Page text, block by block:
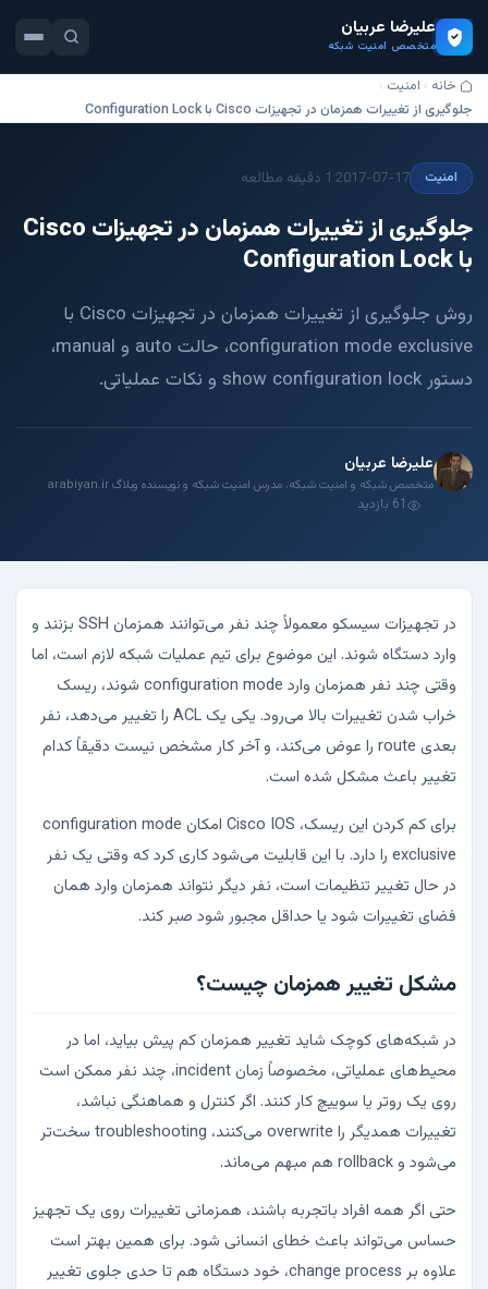
علیرضا عربیان
متخصص امنیت شبکه
خانه امنیت
جلوگیری از تغییرات همزمان در تجهیزات Cisco با Configuration Lock
امنیت 2017-07-17
·1 دقیقه مطالعه
جلوگیری از تغییرات همزمان در تجهیزات Cisco
با Configuration Lock
روش جلوگیری از تغییرات همزمان در تجهیزات Cisco با
configuration mode exclusive، حالت auto و manual،
دستور show configuration lock و نکات عملیاتی.
علیرضا عربیان
متخصص شبکه و امنیت شبکه، مدرس امنیت شبکه و نویسنده وبلاگ arabiyan.ir
61 بازدید
در تجهیزات سیسکو معمولاً چند نفر می‌توانند همزمان SSH بزنند و
وارد دستگاه شوند. این موضوع برای تیم عملیات شبکه لازم است، اما
وقتی چند نفر همزمان وارد configuration mode شوند، ریسک
خراب شدن تغییرات بالا می‌رود. یکی یک ACL را تغییر می‌دهد، نفر
بعدی route را عوض می‌کند، و آخر کار مشخص نیست دقیقاً کدام
تغییر باعث مشکل شده است.
برای کم کردن این ریسک، Cisco IOS امکان configuration mode
exclusive را دارد. با این قابلیت می‌شود کاری کرد که وقتی یک نفر
در حال تغییر تنظیمات است، نفر دیگر نتواند همزمان وارد همان
فضای تغییرات شود یا حداقل مجبور شود صبر کند.
مشکل تغییر همزمان چیست؟
در شبکه‌های کوچک شاید تغییر همزمان کم پیش بیاید، اما در
محیط‌های عملیاتی، مخصوصاً زمان incident، چند نفر ممکن است
روی یک روتر یا سوییچ کار کنند. اگر کنترل و هماهنگی نباشد،
تغییرات همدیگر را overwrite می‌کنند، troubleshooting سخت‌تر
می‌شود و rollback هم مبهم می‌ماند.
حتی اگر همه افراد باتجربه باشند، همزمانی تغییرات روی یک تجهیز
حساس می‌تواند باعث خطای انسانی شود. برای همین بهتر است
علاوه بر change process، خود دستگاه هم تا حدی جلوی تغییر